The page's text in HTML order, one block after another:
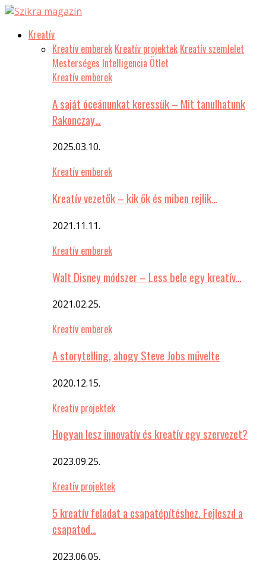
Kreatív
Kreatív emberek Kreatív projektek Kreatív szemlelet
Mesterséges Intelligencia Ötlet
Kreatív emberek
A saját óceánunkat keressük – Mit tanulhatunk
Rakonczay…
2025.03.10.
Kreatív emberek
Kreatív vezetők – kik ők és miben rejlik…
2021.11.11.
Kreatív emberek
Walt Disney módszer – Less bele egy kreatív…
2021.02.25.
Kreatív emberek
A storytelling, ahogy Steve Jobs művelte
2020.12.15.
Kreatív projektek
Hogyan lesz innovatív és kreatív egy szervezet?
2023.09.25.
Kreatív projektek
5 kreatív feladat a csapatépítéshez. Fejleszd a
csapatod…
2023.06.05.